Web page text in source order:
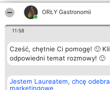
ORŁY Gastronomii
11:58
Cześć, chętnie Ci pomogę! 🙂
odpowiedni temat rozmowy! 🙂
Jestem Laureatem, chcę
marketingowe
Inne firmy z
Organizator plebiscytu
Bright Side Solutions sp. z o.
o. sp. k.
Wrocław 50-079
KRS 0000749100 | Regon
Laureaci
Lista
Zasady